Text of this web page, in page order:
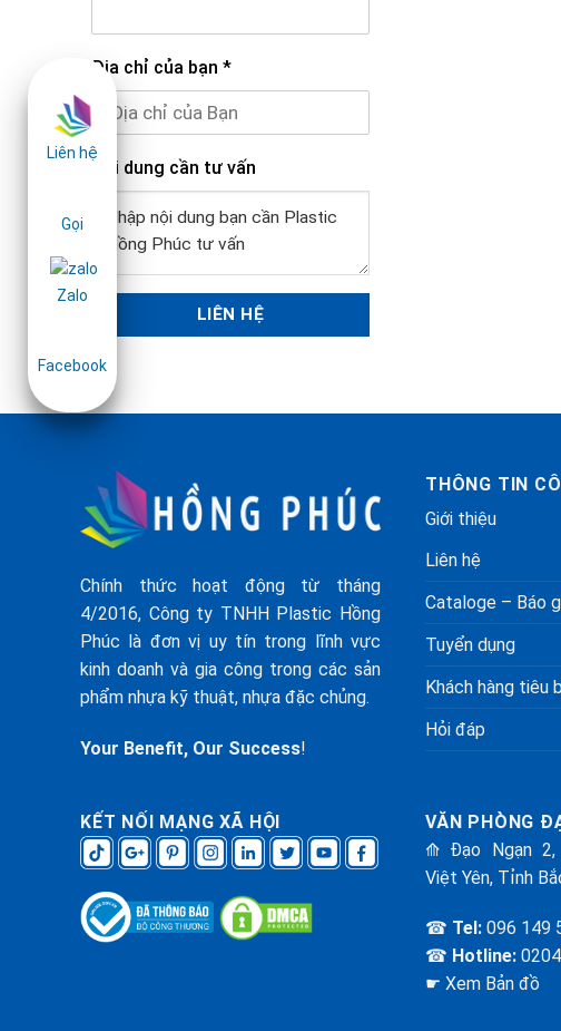
Địa chỉ của bạn *
Nội dung cần tư vấn
Chính thức hoạt động từ tháng
4/2016, Công ty TNHH Plastic Hồng
Phúc là đơn vị uy tín trong lĩnh vực
kinh doanh và gia công trong các sản
phẩm nhựa kỹ thuật, nhựa đặc chủng.
Your Benefit, Our Success!
THÔNG TIN
Giới thiệu
Liên hệ
Cataloge – Báo
Tuyển dụng
Khách hàng tiêu
Hỏi đáp
KẾT NỐI MẠNG XÃ HỘI
VĂN PHÒNG
⟰ Đạo Ngạn 2,
Việt Yên, Tỉnh
☎ Tel: 096 149
☎ Hotline:
☛ Xem Bản đồ
Liên hệ
Gọi
Zalo
Facebook